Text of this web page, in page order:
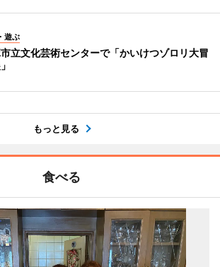
遊ぶ
立文化芸術センターで「かいけつゾロリ大冒
もっと見る
食べる